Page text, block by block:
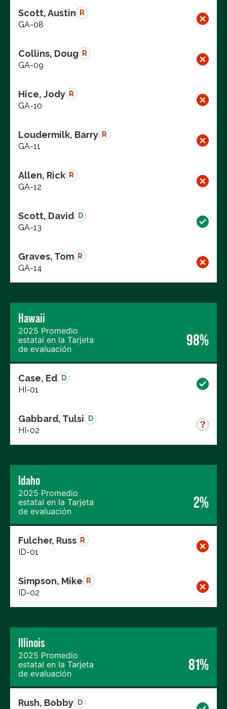
Scott, Austin R
GA-08
Collins, Doug R
GA-09
Hice, Jody R
GA-10
Loudermilk, Barry R
GA-11
Allen, Rick R
GA-12
Scott, David D
GA-13
Graves, Tom R
GA-14
Hawaii
2025 Promedio
estatal en la Tarjeta
de evaluación
98%
Case, Ed D
HI-01
Gabbard, Tulsi D
HI-02
Idaho
2025 Promedio
estatal en la Tarjeta
de evaluación
2%
Fulcher, Russ R
ID-01
Simpson, Mike R
ID-02
Illinois
2025 Promedio
estatal en la Tarjeta
de evaluación
81%
Rush, Bobby D